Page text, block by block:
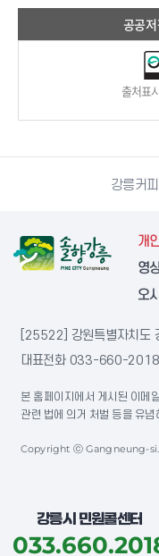
공공
출처표
강릉커
개
영
오
[25522] 강원특별자치도
대표전화 033-660-2018
본 홈페이지에서 게시된 이메
관련 법에 의거 처벌 등을 유
Copyright ⓒ Gangneung-
강릉시 민원콜센터